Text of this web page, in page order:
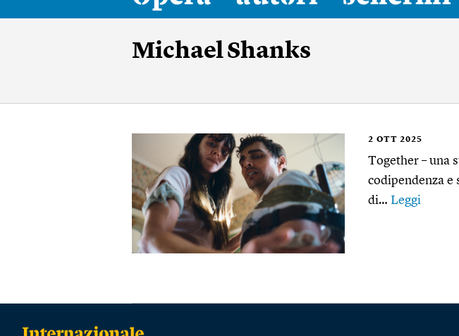
Michael Shanks
2 OTT 2025
Together – una
codipendenza e
di… Leggi